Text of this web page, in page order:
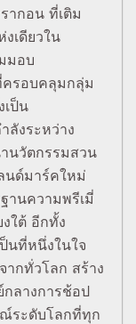
ากอน ที่เติม
เดียวใน
มอบ
ครอบคลุมกลุ่ม
ป็น
ลังระหว่าง
นวัตกรรมสวน
นด์มาร์คใหม่
านความพรีเมี่
ใต้ อีกทั้ง
นที่หนึ่งในใจ
ากทั่วโลก สร้าง
กลางการช้อป
ณ์ระดับโลกที่ทุก